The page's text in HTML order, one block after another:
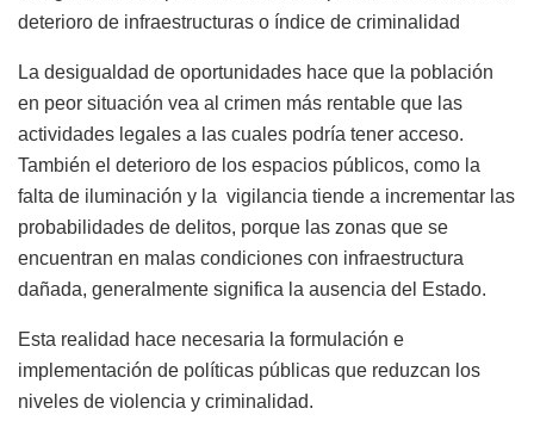
deterioro de infraestructuras o índice de criminalidad
La desigualdad de oportunidades hace que la población
en peor situación vea al crimen más rentable que las
actividades legales a las cuales podría tener acceso.
También el deterioro de los espacios públicos, como la
falta de iluminación y la vigilancia tiende a incrementar las
probabilidades de delitos, porque las zonas que se
encuentran en malas condiciones con infraestructura
dañada, generalmente significa la ausencia del Estado.
Esta realidad hace necesaria la formulación e
implementación de políticas públicas que reduzcan los
niveles de violencia y criminalidad.